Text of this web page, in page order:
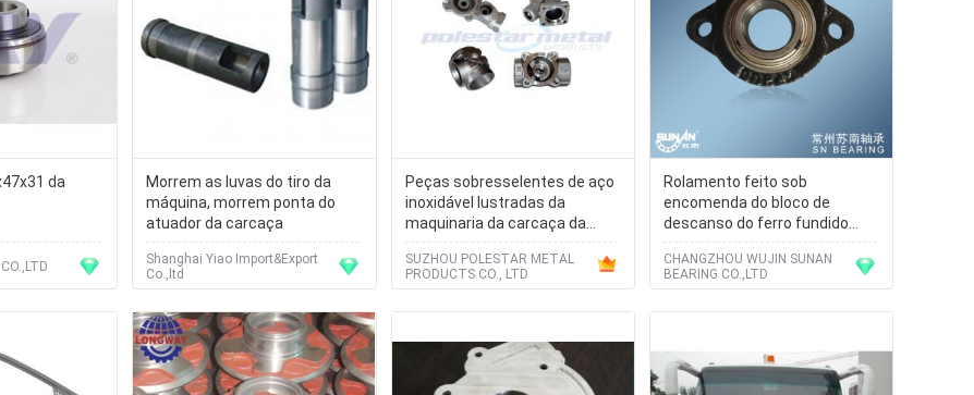
da
Morrem as luvas do tiro da
máquina, morrem ponta do
atuador da carcaça
Shanghai Yiao Import&Export
Co.,ltd
Peças sobresselentes de aço
inoxidável lustradas da
maquinaria da carcaça da
precisão do metal hardware
feito sob encomenda
profissional
SUZHOU POLESTAR METAL
PRODUCTS CO., LTD
Rolamento feito sob
encomenda do bloco de
descanso do ferro fundido
para a maquinaria química
SBLF205-16
CHANGZHOU WUJIN SUNAN
BEARING CO.,LTD